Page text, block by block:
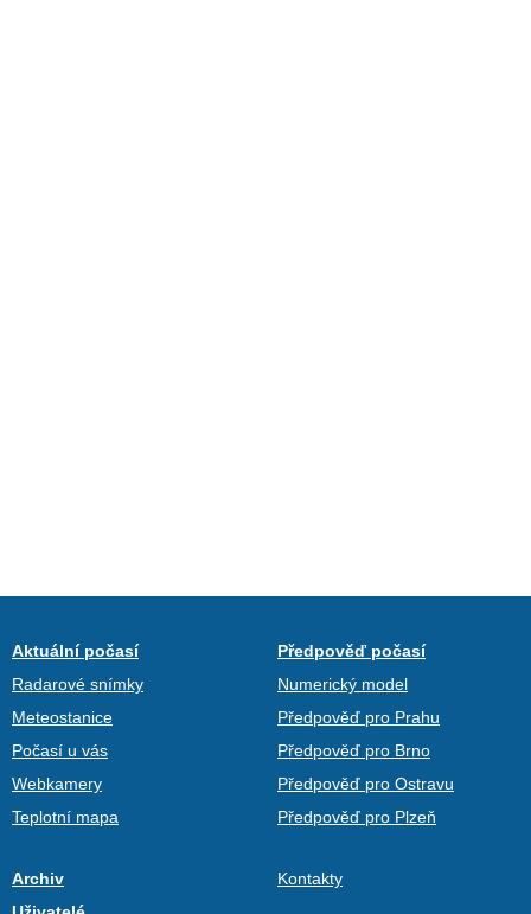
Aktuální počasí
Radarové snímky
Meteostanice
Počasí u vás
Webkamery
Teplotní mapa
Předpověď počasí
Numerický model
Předpověď pro Prahu
Předpověď pro Brno
Předpověď pro Ostravu
Předpověď pro Plzeň
Archiv
Kontakty